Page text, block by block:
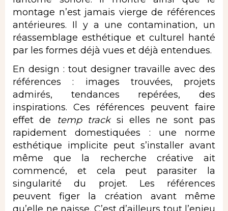
montage n’est jamais vierge de références
antérieures. Il y a une contamination, un
réassemblage esthétique et culturel hanté
par les formes déjà vues et déjà entendues.
En design : tout designer travaille avec des
références : images trouvées, projets
admirés, tendances repérées, des
inspirations. Ces références peuvent faire
effet de
temp track si elles ne sont pas
rapidement domestiquées : une norme
esthétique implicite peut s’installer avant
même que la recherche créative ait
commencé, et cela peut parasiter la
singularité du projet. Les références
peuvent figer la création avant même